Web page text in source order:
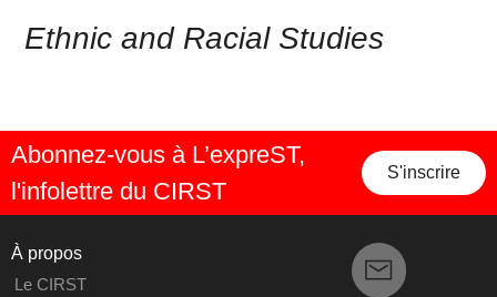
Ethnic and Racial Studies
Abonnez-vous à L’expreST,
l'infolettre du CIRST
S'inscrire
À propos
Le CIRST